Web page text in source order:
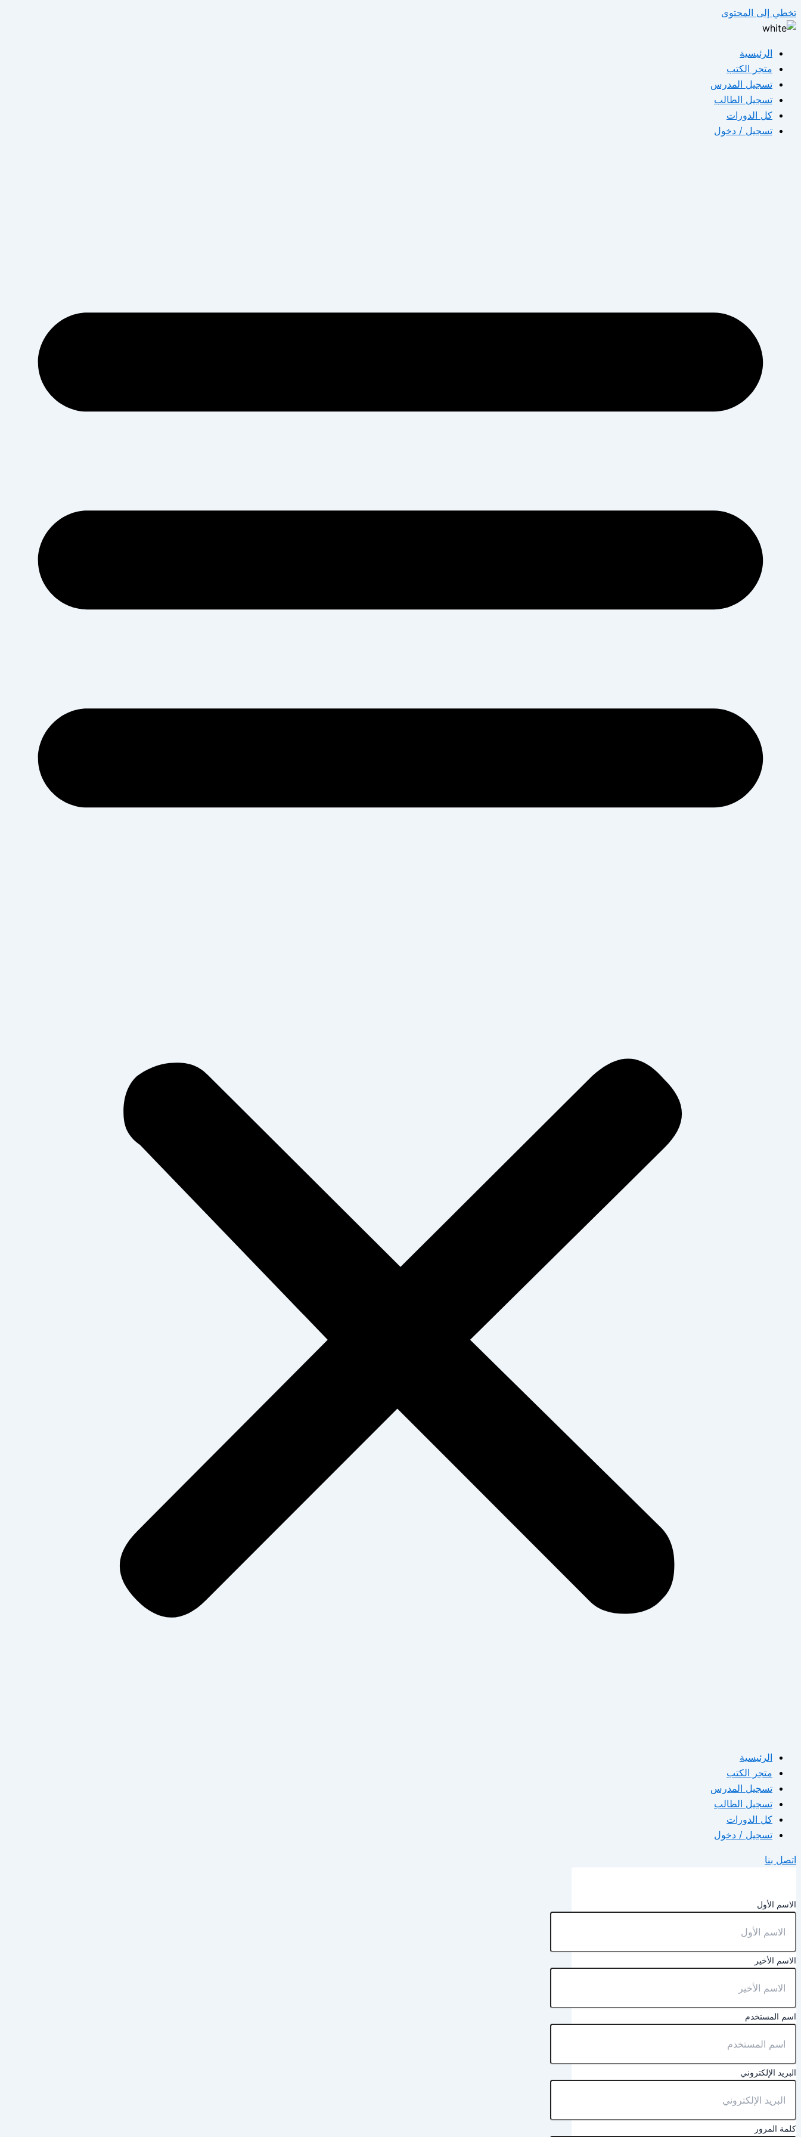
تخطي إلى المحتوى
الرئيسية
متجر الكتب
تسجيل المدرس
تسجيل الطالب
كل الدورات
تسجيل / دخول
الرئيسية
متجر الكتب
تسجيل المدرس
تسجيل الطالب
كل الدورات
تسجيل / دخول
اتصل بنا
الاسم الأول
الاسم الأخير
اسم المستخدم
البريد الإلكتروني
كلمة المرور